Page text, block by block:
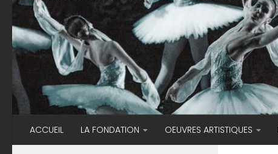
ACCUEIL LA FONDATION OEUVRES ARTISTIQUES